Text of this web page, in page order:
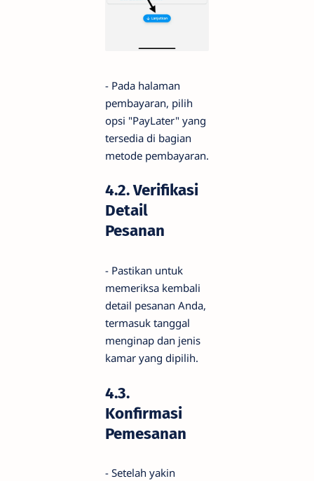
- Pada halaman
pembayaran, pilih
opsi "PayLater" yang
tersedia di bagian
metode pembayaran.
4.2. Verifikasi
Detail
Pesanan
- Pastikan untuk
memeriksa kembali
detail pesanan Anda,
termasuk tanggal
menginap dan jenis
kamar yang dipilih.
4.3.
Konfirmasi
Pemesanan
- Setelah yakin